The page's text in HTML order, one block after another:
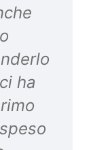
ha